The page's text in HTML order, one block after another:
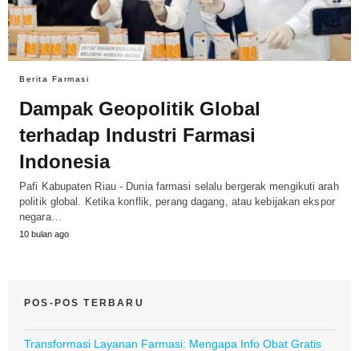
Berita Farmasi
Dampak Geopolitik Global
terhadap Industri Farmasi
Indonesia
Pafi Kabupaten Riau - Dunia farmasi selalu bergerak mengikuti arah
politik global. Ketika konflik, perang dagang, atau kebijakan ekspor
negara…
10 bulan ago
POS-POS TERBARU
Transformasi Layanan Farmasi: Mengapa Info Obat Gratis